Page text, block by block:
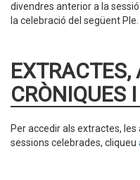
divendres anterior a la
la celebració del següent Ple.
EXTRACTES,
CRÒNIQUES
Per accedir als extractes,
sessions celebrades, cliqueu